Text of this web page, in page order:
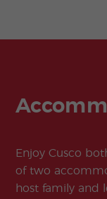
Enjoy Cusco
of two
host family and